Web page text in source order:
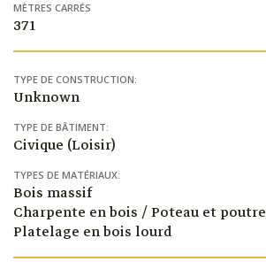
MÈTRES CARRÉS
371
TYPE DE CONSTRUCTION:
Unknown
TYPE DE BÂTIMENT:
Civique (Loisir)
TYPES DE MATÉRIAUX:
Bois massif
Charpente en bois / Poteau et poutre
Platelage en bois lourd